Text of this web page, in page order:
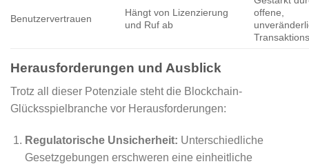
Benutzervertrauen
Hängt von Lizenzierung
und Ruf ab
offene,
Herausforderungen und Ausblick
Trotz all dieser Potenziale steht die Blockchain-
Glücksspielbranche vor Herausforderungen:
Regulatorische Unsicherheit: Unterschiedliche
Gesetzgebungen erschweren eine einheitliche